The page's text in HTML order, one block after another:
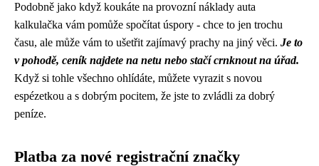
Podobně jako když koukáte na provozní náklady auta
kalkulačka vám pomůže spočítat úspory - chce to jen trochu
času, ale může vám to ušetřit zajímavý prachy na jiný věci. Je to
v pohodě, ceník najdete na netu nebo stačí crnknout na úřad.
Když si tohle všechno ohlídáte, můžete vyrazit s novou
espézetkou a s dobrým pocitem, že jste to zvládli za dobrý
peníze.
Platba za nové registrační značky